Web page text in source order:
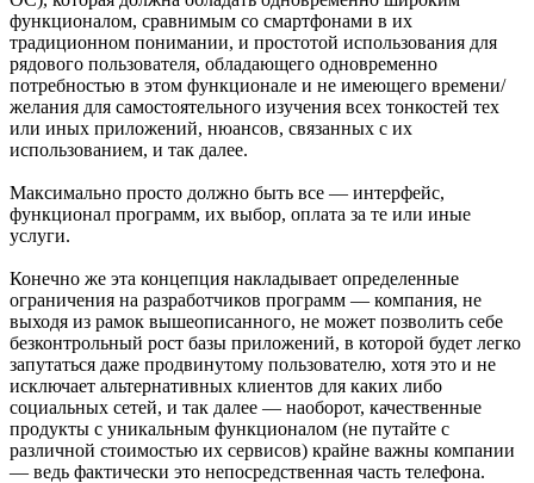
функционалом, сравнимым со смартфонами в их
традиционном понимании, и простотой использования для
рядового пользователя, обладающего одновременно
потребностью в этом функционале и не имеющего времени/
желания для самостоятельного изучения всех тонкостей тех
или иных приложений, нюансов, связанных с их
использованием, и так далее.
Максимально просто должно быть все — интерфейс,
функционал программ, их выбор, оплата за те или иные
услуги.
Конечно же эта концепция накладывает определенные
ограничения на разработчиков программ — компания, не
выходя из рамок вышеописанного, не может позволить себе
безконтрольный рост базы приложений, в которой будет легко
запутаться даже продвинутому пользователю, хотя это и не
исключает альтернативных клиентов для каких либо
социальных сетей, и так далее — наоборот, качественные
продукты с уникальным функционалом (не путайте с
различной стоимостью их сервисов) крайне важны компании
— ведь фактически это непосредственная часть телефона.